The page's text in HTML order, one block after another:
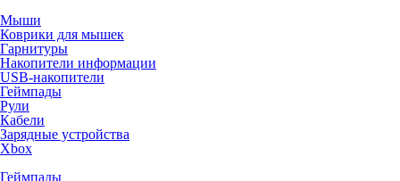
Мыши
Коврики для мышек
Гарнитуры
Накопители информации
USB-накопители
Геймпады
Рули
Кабели
Зарядные устройства
Xbox
Геймпады